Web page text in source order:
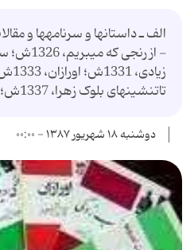
تات‎نشینهای بلوک زهرا، 1337ش؛ ...
دوشنبه ۱۸ شهریور ۱۳۸۷ - ۰۰:۰۰